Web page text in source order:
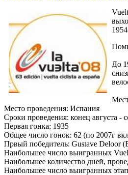
До
Место проведения: Испания
Сроки проведения: конец августа -
Первая гонка: 1935
Общее число гонок: 62 (по 2007г
Првый победитель: Gustave Deloor
Наибольшее число выигранных
Наибольшее количество дней,
Наибольшее число выигранных